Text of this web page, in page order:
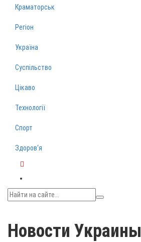
Краматорськ
Регіон
Україна
Суспільство
Цікаво
Технології
Спорт
Здоров‘я
Новости Украины